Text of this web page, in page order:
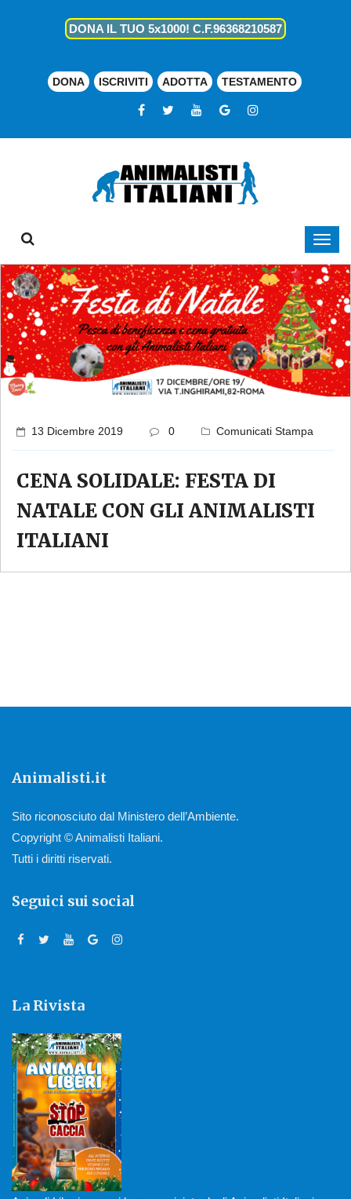
DONA IL TUO 5x1000! C.F.96368210587
DONA ISCRIVITI ADOTTA TESTAMENTO
13 Dicembre 2019 0 Comunicati Stampa
CENA SOLIDALE: FESTA DI
NATALE CON GLI ANIMALISTI
ITALIANI
Animalisti.it
Sito riconosciuto dal Ministero dell’Ambiente.
Copyright © Animalisti Italiani.
Tutti i diritti riservati.
Seguici sui social
La Rivista